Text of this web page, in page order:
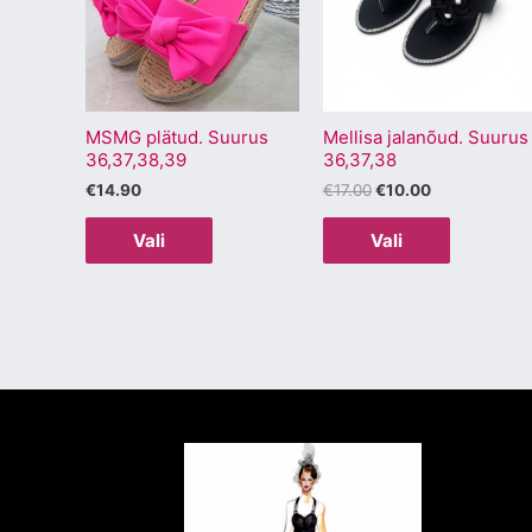
MSMG plätud. Suurus
36,37,38,39
€14.90
Vali
mitu
varianti.
Valikuid
saab
teha
Mellisa jalanõud. Suurus
36,37,38
€17.00 €10.00
Vali
mitu
varianti.
teha